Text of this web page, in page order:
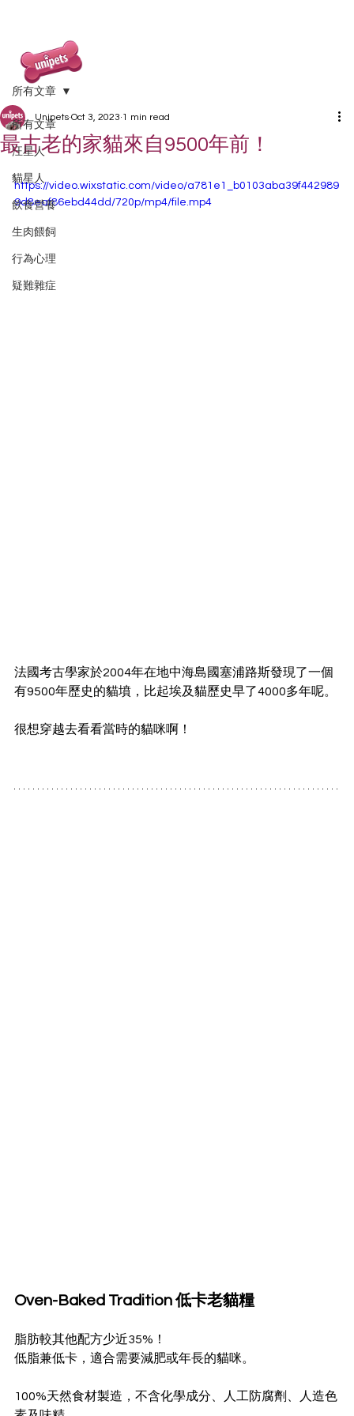
所有文章
汪星人
貓星人
飲食營養
生肉餵飼
行為心理
疑難雜症
所有文章
最古老的家貓來自9500年前！
Unipets Oct 3, 2023 1 min read
https://video.wixstatic.com/video/a781e1_b0103aba39f442989
9d8eaf86ebd44dd/720p/mp4/file.mp4
法國考古學家於2004年在地中海島國塞浦路斯發現了一個
有9500年歷史的貓墳，比起埃及貓歷史早了4000多年呢。
很想穿越去看看當時的貓咪啊！
Oven-Baked Tradition 低卡老貓糧
脂肪較其他配方少近35%！
低脂兼低卡，適合需要減肥或年長的貓咪。
100%天然食材製造，不含化學成分、人工防腐劑、人造色